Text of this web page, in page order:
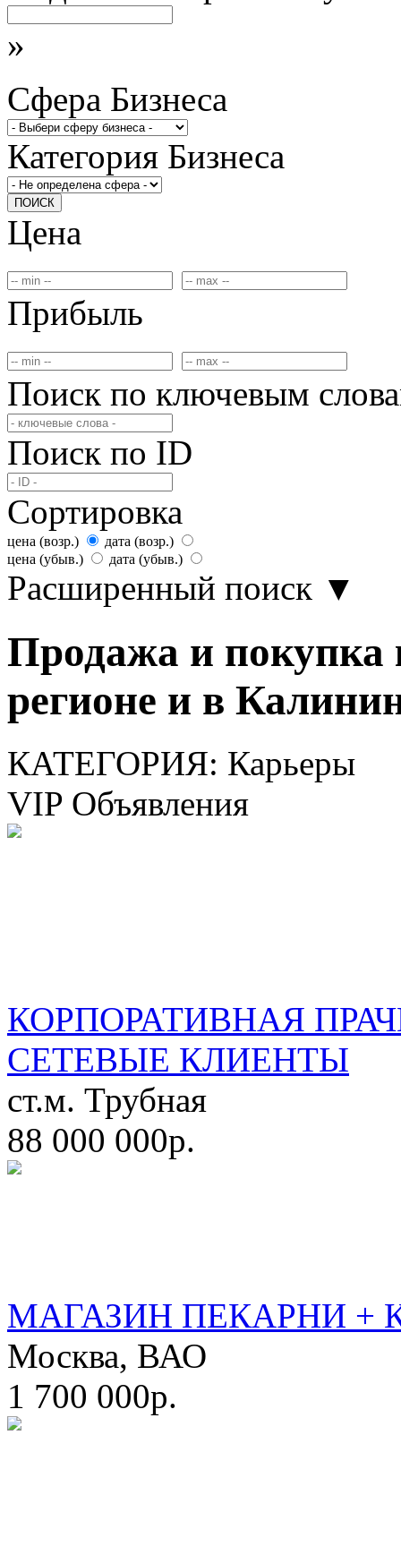
»
Сфера Бизнеса
Категория Бизнеса
ПОИСК
Цена
Прибыль
Поиск по ключевым
Поиск по ID
Сортировка
цена (возр.)
дата (возр.)
цена (убыв.)
дата (убыв.)
Расширенный поиск ▼
Продажа и покупка
регионе и в
КАТЕГОРИЯ: Карьеры
VIP Объявления
КОРПОРАТИВНАЯ
СЕТЕВЫЕ КЛИЕНТЫ
ст.м. Трубная
88 000 000р.
МАГАЗИН ПЕКАРНИ +
Москва, ВАО
1 700 000р.